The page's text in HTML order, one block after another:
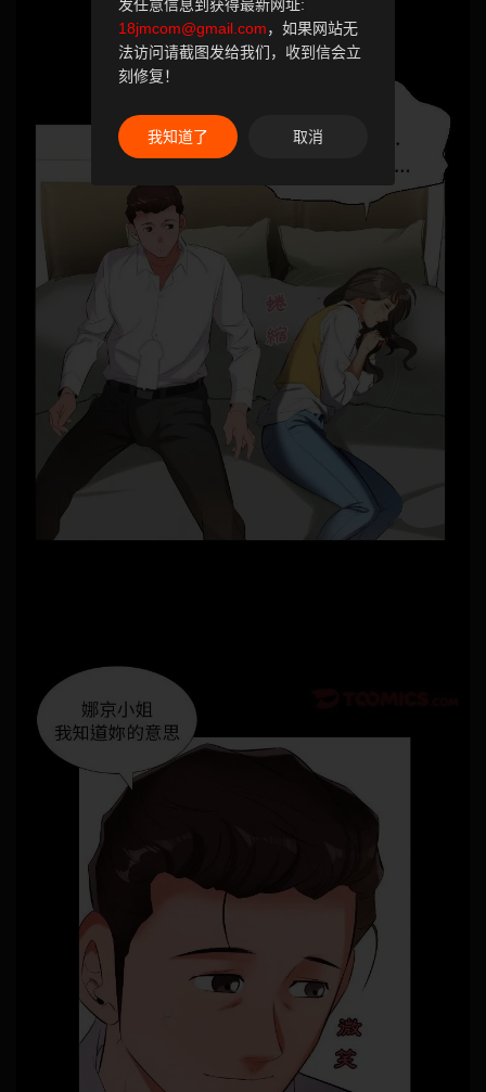
发任意信息到获得最新网址:
18jmcom@gmail.com，如果网站无
法访问请截图发给我们，收到信会立
刻修复！
我知道了 取消